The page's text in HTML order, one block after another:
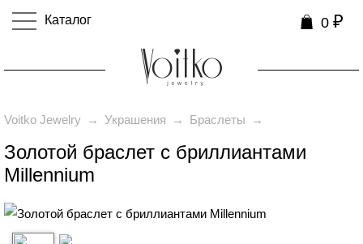
Каталог 0 ₽
Voitko Jewelry → Украшения → Браслеты →
Золотой браслет с бриллиантами
Millennium